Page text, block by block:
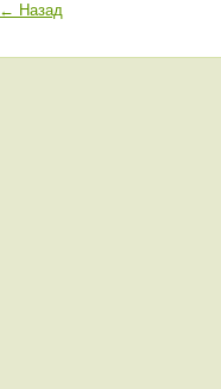
← Назад